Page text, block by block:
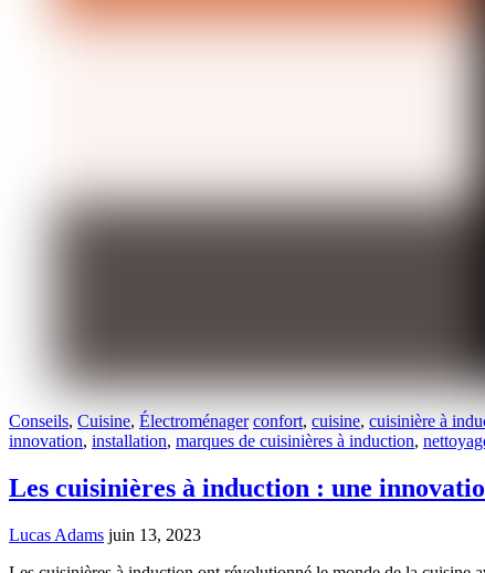
Conseils, Cuisine, Électroménager confort, cuisine, cuisinière à
innovation, installation, marques de cuisinières à induction,
Les cuisinières à induction : une
Lucas Adams juin 13, 2023